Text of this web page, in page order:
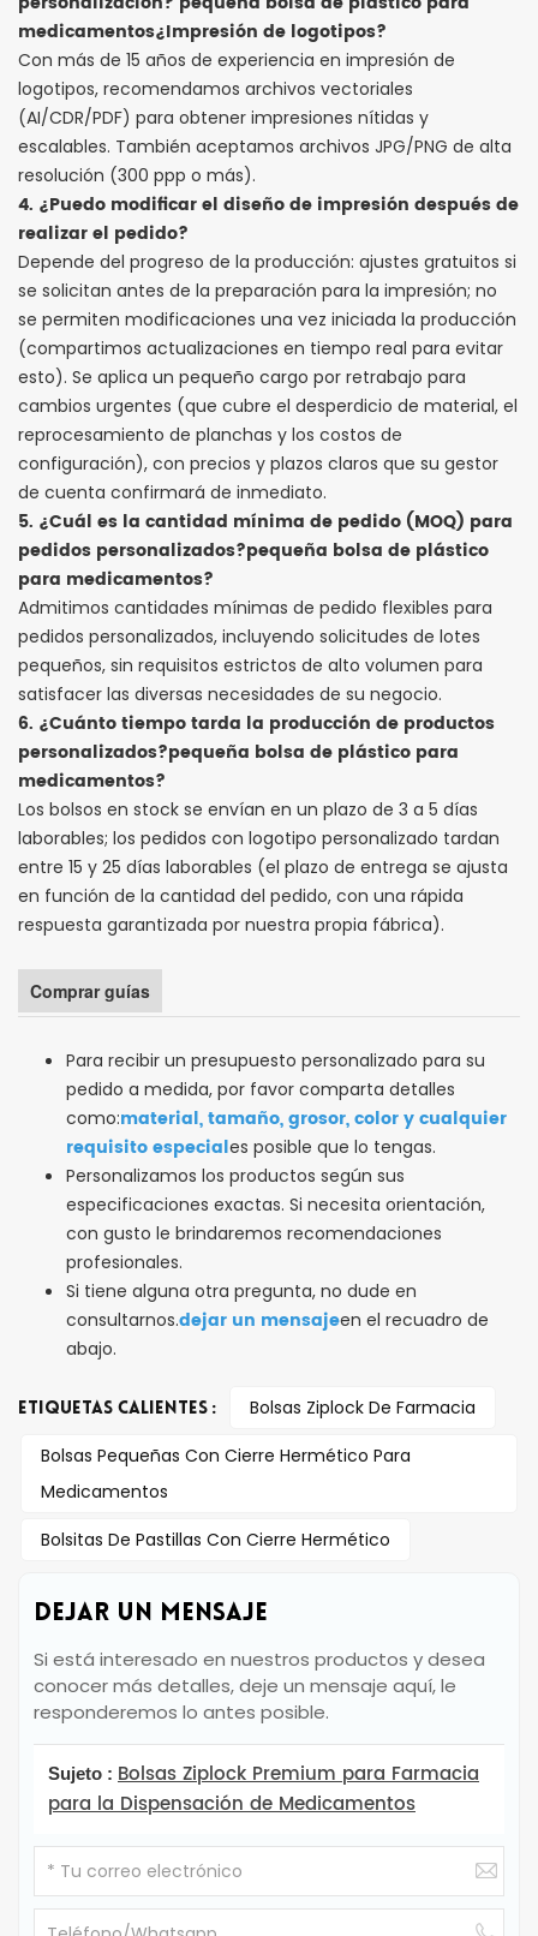
medicamentos¿Impresión de logotipos?
Con más de 15 años de experiencia en impresión de
logotipos, recomendamos archivos vectoriales
(AI/CDR/PDF) para obtener impresiones nítidas y
escalables. También aceptamos archivos JPG/PNG de alta
resolución (300 ppp o más).
4. ¿Puedo modificar el diseño de impresión después de
realizar el pedido?
Depende del progreso de la producción: ajustes gratuitos si
se solicitan antes de la preparación para la impresión; no
se permiten modificaciones una vez iniciada la producción
(compartimos actualizaciones en tiempo real para evitar
esto). Se aplica un pequeño cargo por retrabajo para
cambios urgentes (que cubre el desperdicio de material, el
reprocesamiento de planchas y los costos de
configuración), con precios y plazos claros que su gestor
de cuenta confirmará de inmediato.
5. ¿Cuál es la cantidad mínima de pedido (MOQ) para
pedidos personalizados?pequeña bolsa de plástico
para medicamentos?
Admitimos cantidades mínimas de pedido flexibles para
pedidos personalizados, incluyendo solicitudes de lotes
pequeños, sin requisitos estrictos de alto volumen para
satisfacer las diversas necesidades de su negocio.
6. ¿Cuánto tiempo tarda la producción de productos
personalizados?pequeña bolsa de plástico para
medicamentos?
Los bolsos en stock se envían en un plazo de 3 a 5 días
laborables; los pedidos con logotipo personalizado tardan
entre 15 y 25 días laborables (el plazo de entrega se ajusta
en función de la cantidad del pedido, con una rápida
respuesta garantizada por nuestra propia fábrica).
Comprar guías
Para recibir un presupuesto personalizado para su
pedido a medida, por favor comparta detalles
como:material, tamaño, grosor, color y cualquier
requisito especiales posible que lo tengas.
Personalizamos los productos según sus
especificaciones exactas. Si necesita orientación,
con gusto le brindaremos recomendaciones
profesionales.
Si tiene alguna otra pregunta, no dude en
consultarnos.dejar un mensajeen el recuadro de
abajo.
ETIQUETAS CALIENTES :
Bolsas Ziplock De Farmacia
Bolsas Pequeñas Con Cierre Hermético Para
Medicamentos
Bolsitas De Pastillas Con Cierre Hermético
DEJAR UN MENSAJE
Si está interesado en nuestros productos y desea
conocer más detalles, deje un mensaje aquí, le
responderemos lo antes posible.
Sujeto : Bolsas Ziplock Premium para Farmacia
para la Dispensación de Medicamentos